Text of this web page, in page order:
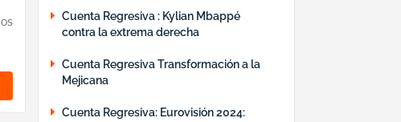
Cuenta Regresiva : Kylian Mbappé
contra la extrema derecha
Cuenta Regresiva Transformación a la
Mejicana
Cuenta Regresiva: Eurovisión 2024: